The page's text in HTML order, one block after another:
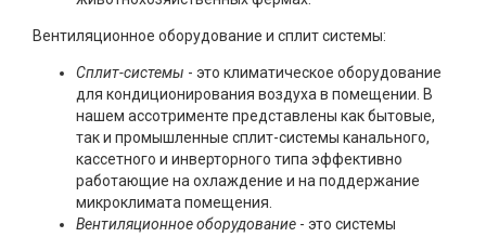
Вентиляционное оборудование и сплит системы:
Сплит-системы - это климатическое оборудование
для кондиционирования воздуха в помещении. В
нашем ассотрименте представлены как бытовые,
так и промышленные сплит-системы канального,
кассетного и инверторного типа эффективно
работающие на охлаждение и на поддержание
микроклимата помещения.
Вентиляционное оборудование - это системы